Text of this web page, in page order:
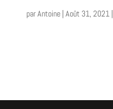
parAntoine| Août 31, 2021|